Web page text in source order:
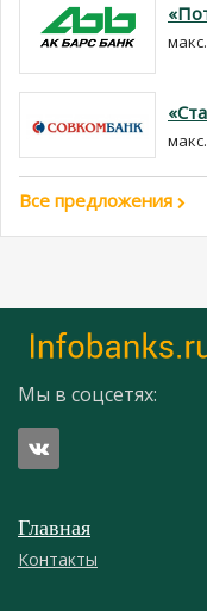
Все предложения
Мы в соцсетях:
Главная
Контакты